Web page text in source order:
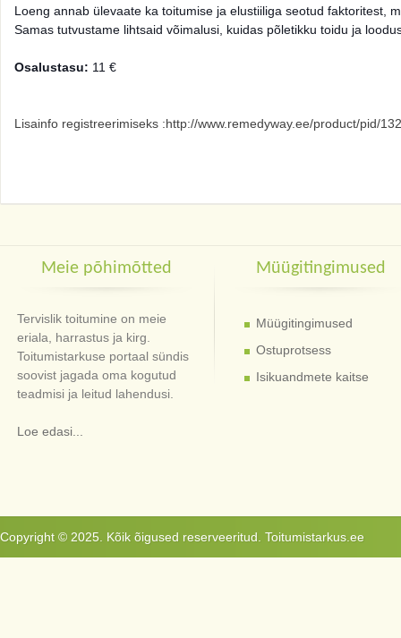
Loeng annab ülevaate ka toitumise ja elustiiliga seotud faktoritest,
Samas tutvustame lihtsaid võimalusi, kuidas põletikku toidu ja
Osalustasu: 11 €
Lisainfo registreerimiseks :http://www.remedyway.ee/product/pid/
Meie põhimõtted
Tervislik toitumine on meie
eriala, harrastus ja kirg.
Toitumistarkuse portaal sündis
soovist jagada oma kogutud
teadmisi ja leitud lahendusi.
Loe edasi...
Müügitingimused
Müügitingimused
Ostuprotsess
Isikuandmete kaitse
Copyright © 2025. Kõik õigused reserveeritud. Toitumistarkus.ee